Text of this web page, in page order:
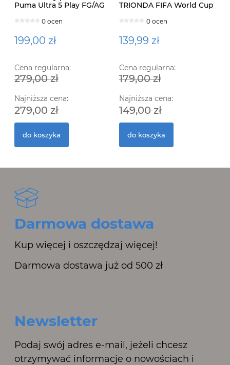
Puma Ultra 5 Play FG/AG
0 ocen
199,00 zł
Cena regularna:
279,00 zł
Najniższa cena:
279,00 zł
do koszyka
TRIONDA FIFA World Cup
0 ocen
139,99 zł
Cena regularna:
179,00 zł
Najniższa cena:
149,00 zł
do koszyka
Darmowa dostawa
Kup więcej i oszczędzaj więcej!
Darmowa dostawa już od 500 zł
Newsletter
Podaj swój adres e-mail, jeżeli chcesz
otrzymywać informacje o nowościach i